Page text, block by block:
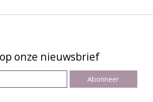
onze nieuwsbrief
Abonneer